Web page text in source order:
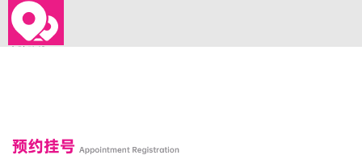
恒乐口腔诊所